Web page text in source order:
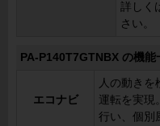
詳しく
さい。
PA-P140T7GTNBX の機能
エコナビ
人の動きを
運転を実現
行い、個別